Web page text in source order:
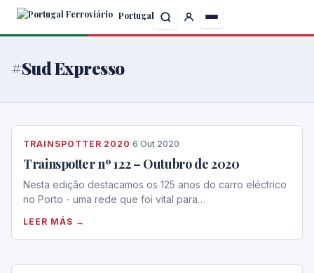
Skip
content
Portugal
#Sud Expresso
TRAINSPOTTER 2020 ·6 Out 2020
Trainspotter nº 122 – Outubro de 2020
Nesta edição destacamos os 125 anos do carro eléctrico
no Porto - uma rede que foi vital para…
LEER MÁS →